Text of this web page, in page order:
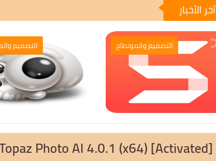
آخر الأخبار
التصميم التصميم والمونطاج
Photo AI 4.0.1 (x64) [Activated]